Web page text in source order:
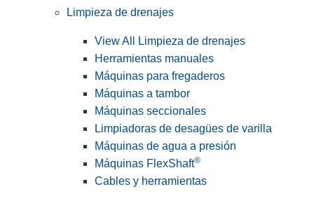
Limpieza de drenajes
View All Limpieza de drenajes
Herramientas manuales
Máquinas para fregaderos
Máquinas a tambor
Máquinas seccionales
Limpiadoras de desagües de varilla
Máquinas de agua a presión
Máquinas FlexShaft®
Cables y herramientas